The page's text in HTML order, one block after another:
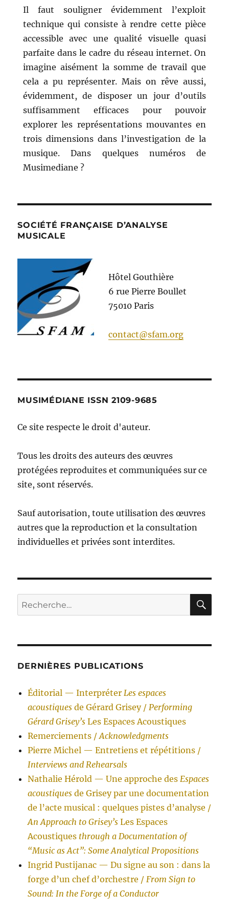
Il faut souligner évidemment l’exploit
technique qui consiste à rendre cette pièce
accessible avec une qualité visuelle quasi
parfaite dans le cadre du réseau internet. On
imagine aisément la somme de travail que
cela a pu représenter. Mais on rêve aussi,
évidemment, de disposer un jour d’outils
suffisamment efficaces pour pouvoir
explorer les représentations mouvantes en
trois dimensions dans l’investigation de la
musique. Dans quelques numéros de
Musimediane ?
SOCIÉTÉ FRANÇAISE D’ANALYSE
MUSICALE
Hôtel Gouthière
6 rue Pierre Boullet
75010 Paris
contact@sfam.org
MUSIMÉDIANE ISSN 2109-9685
Ce site respecte le droit d'auteur.
Tous les droits des auteurs des œuvres
protégées reproduites et communiquées sur ce
site, sont réservés.
Sauf autorisation, toute utilisation des œuvres
autres que la reproduction et la consultation
individuelles et privées sont interdites.
Recherche
pour :
DERNIÈRES PUBLICATIONS
Éditorial — Interpréter Les espaces
acoustiques de Gérard Grisey / Performing
Gérard Grisey’sLes Espaces Acoustiques
Remerciements /Acknowledgments
Pierre Michel — Entretiens et répétitions /
Interviews and Rehearsals
Nathalie Hérold — Une approche des Espaces
acoustiques de Grisey par une documentation
de l’acte musical : quelques pistes d’analyse /
An Approach to Grisey’s Les Espaces
Acoustiques through a Documentation of
“Music as Act”: Some Analytical Propositions
Ingrid Pustijanac — Du signe au son : dans la
forge d’un chef d’orchestre / From Sign to
Sound: In the Forge of a Conductor